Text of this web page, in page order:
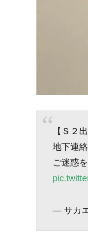
【Ｓ２
地下連
ご迷惑
— サカ